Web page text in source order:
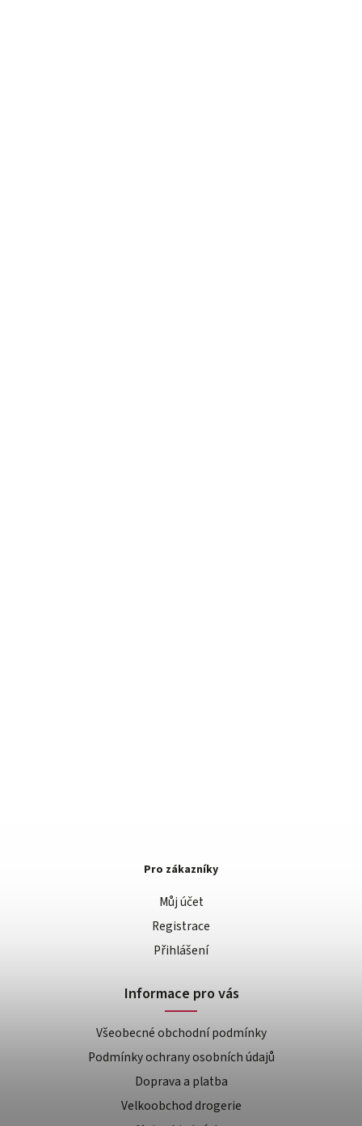
Pro zákazníky
Můj účet
Registrace
Přihlášení
Informace pro vás
Všeobecné obchodní podmínky
Podmínky ochrany osobních údajů
Doprava a platba
Velkoobchod drogerie